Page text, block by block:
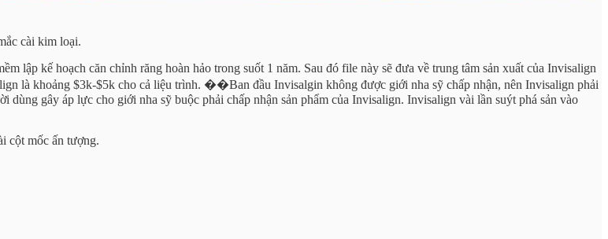
cài kim loại.
lập kế hoạch căn chỉnh răng hoàn hảo trong suốt 1 năm. Sau đó file này sẽ đưa về trung tâm sản xuất của Invisalign
là khoảng $3k-$5k cho cả liệu trình. ��Ban đầu Invisalgin không được giới nha sỹ chấp nhận, nên Invisalign phải
gây áp lực cho giới nha sỹ buộc phải chấp nhận sản phẩm của Invisalign. Invisalign vài lần suýt phá sản vào
cột mốc ấn tượng.